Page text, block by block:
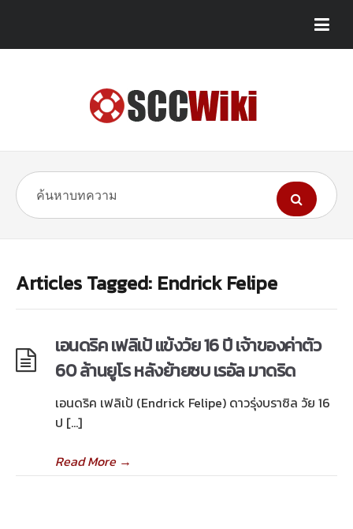
Articles Tagged: Endrick Felipe
เอนดริค เฟลิเป้ แข้งวัย 16 ปี เจ้าของค่าตัว
60 ล้านยูโร หลังย้ายซบ เรอัล มาดริด
เอนดริค เฟลิเป้ (Endrick Felipe) ดาวรุ่งบราซิล วัย 16
ป […]
Read More→